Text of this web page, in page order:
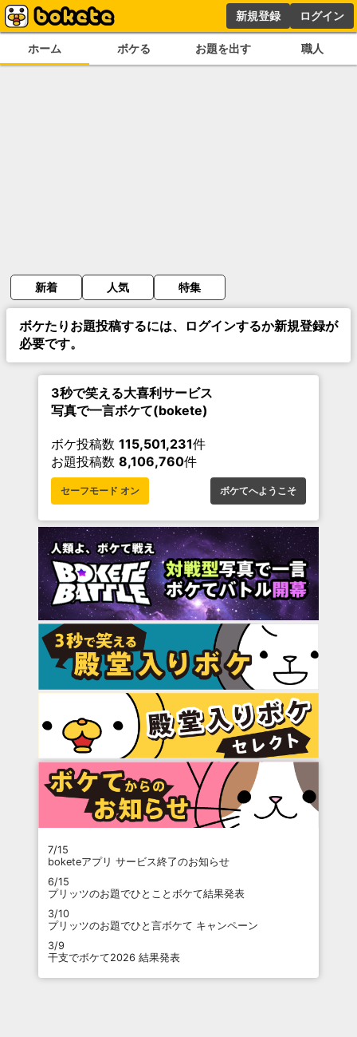
新規登録 ログイン
ホーム ボケる お題を出す 職人
新着 人気 特集
ボケたりお題投稿するには、ログインするか新規登録が
必要です。
3秒で笑える大喜利サービス
写真で一言ボケて(bokete)
ボケ投稿数 115,501,231件
お題投稿数 8,106,760件
セーフモード オン ボケてへようこそ
7/15
boketeアプリ サービス終了のお知らせ
6/15
プリッツのお題でひとことボケて結果発表
3/10
プリッツのお題でひと言ボケて キャンペーン
3/9
干支でボケて2026 結果発表